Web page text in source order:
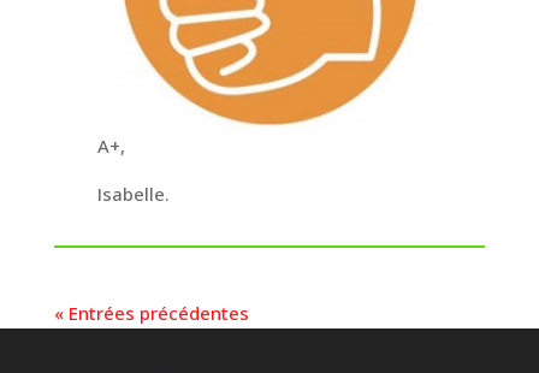
A+,
Isabelle.
« Entrées précédentes